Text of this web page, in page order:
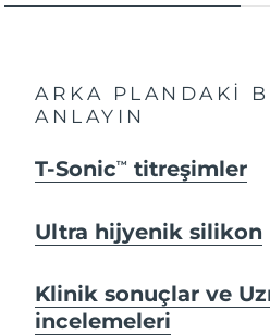
ARKA PLANDAKİ
ANLAYIN
T-SonicTM titreşimler
Ultra hijyenik silikon
Klinik sonuçlar ve
incelemeleri